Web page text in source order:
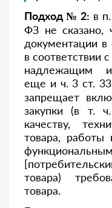
Подход № 2: в
ФЗ не сказано,
документации в
в соответствии
надлежащим
еще и ч. 3 ст.
запрещает
закупки (в т.
качеству,
товара, работы
товара)
товара.